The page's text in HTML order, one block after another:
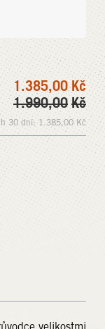
1.385,00 Kč
1.990,00 Kč
30 dní: 1.385,00 Kč